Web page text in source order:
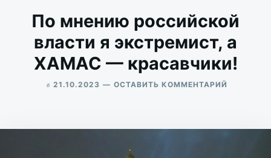
По мнению российской
власти я экстремист, а
ХАМАС — красавчики!
в 21.10.2023 ОСТАВИТЬ КОММЕНТАРИЙ
ВЛАСТИ